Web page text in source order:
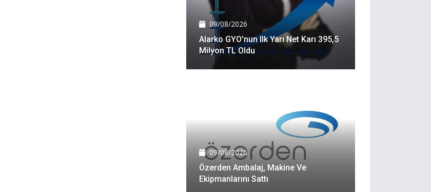
09/08/2026
Alarko GYO'nun Ilk Yarı Net Karı 395,5
Milyon TL Oldu
09/08/2026
Özerden Ambalaj, Makine Ve
Ekipmanlarını Sattı